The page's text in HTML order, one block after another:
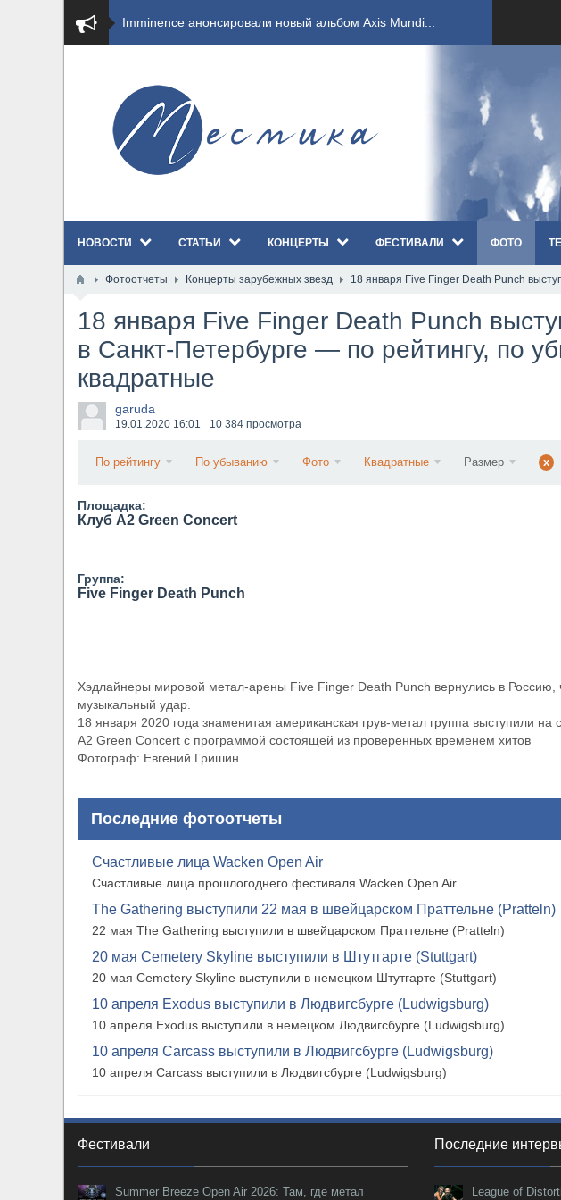
​Imminence анонсировали новый альбом Axis Mundi...
GHOST возвращаются на большие экраны с новым ко...
​Summer Breeze Open Air 2026 полностью переходи...
ANTHRAX представили новый сингл и видеоклип «Th...
XANDRIA представили новый сингл под названием «...
Wacken Open Air 2026 объявили последние одиннад...
​Wacken Open Air 2027 объявил новую волну участ...
НОВОСТИ СТАТЬИ КОНЦЕРТЫ ФЕСТИВАЛИ ФОТО
Фотоотчеты Концерты зарубежных звезд 18 января Five Finger Death Punch
18 января Five Finger Death Punch
в Санкт-Петербурге — по рейтингу, по
квадратные
garuda
19.01.2020 16:01 10 384 просмотра
По рейтингу По убыванию Фото Квадратные Размер x
Площадка:
Клуб A2 Green Concert
Группа:
Five Finger Death Punch
Хэдлайнеры мировой метал-арены Five Finger Death Punch вернулись в Россию,
музыкальный удар.
18 января 2020 года знаменитая американская грув-метал группа выступили на
A2 Green Concert с программой состоящей из проверенных временем хитов
Фотограф: Евгений Гришин
Последние фотоотчеты
Счастливые лица Wacken Open Air
Счастливые лица прошлогоднего фестиваля Wacken Open Air
The Gathering выступили 22 мая в швейцарском Праттельне (Pratteln)
22 мая The Gathering выступили в швейцарском Праттельне (Pratteln)
20 мая Cemetery Skyline выступили в Штутгарте (Stuttgart)
20 мая Cemetery Skyline выступили в немецком Штутгарте (Stuttgart)
10 апреля Exodus выступили в Людвигсбурге (Ludwigsburg)
10 апреля Exodus выступили в немецком Людвигсбурге (Ludwigsburg)
10 апреля Carcass выступили в Людвигсбурге (Ludwigsburg)
10 апреля Carcass выступили в Людвигсбурге (Ludwigsburg)
Фестивали
Summer Breeze Open Air 2026: Там, где метал
Последние
League of